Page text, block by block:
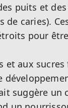
puits et
de caries).
pour
aux sucres
suggère